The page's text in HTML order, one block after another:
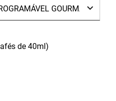
de 40ml)